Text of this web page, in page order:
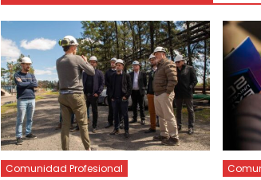
Comunidad Profesional